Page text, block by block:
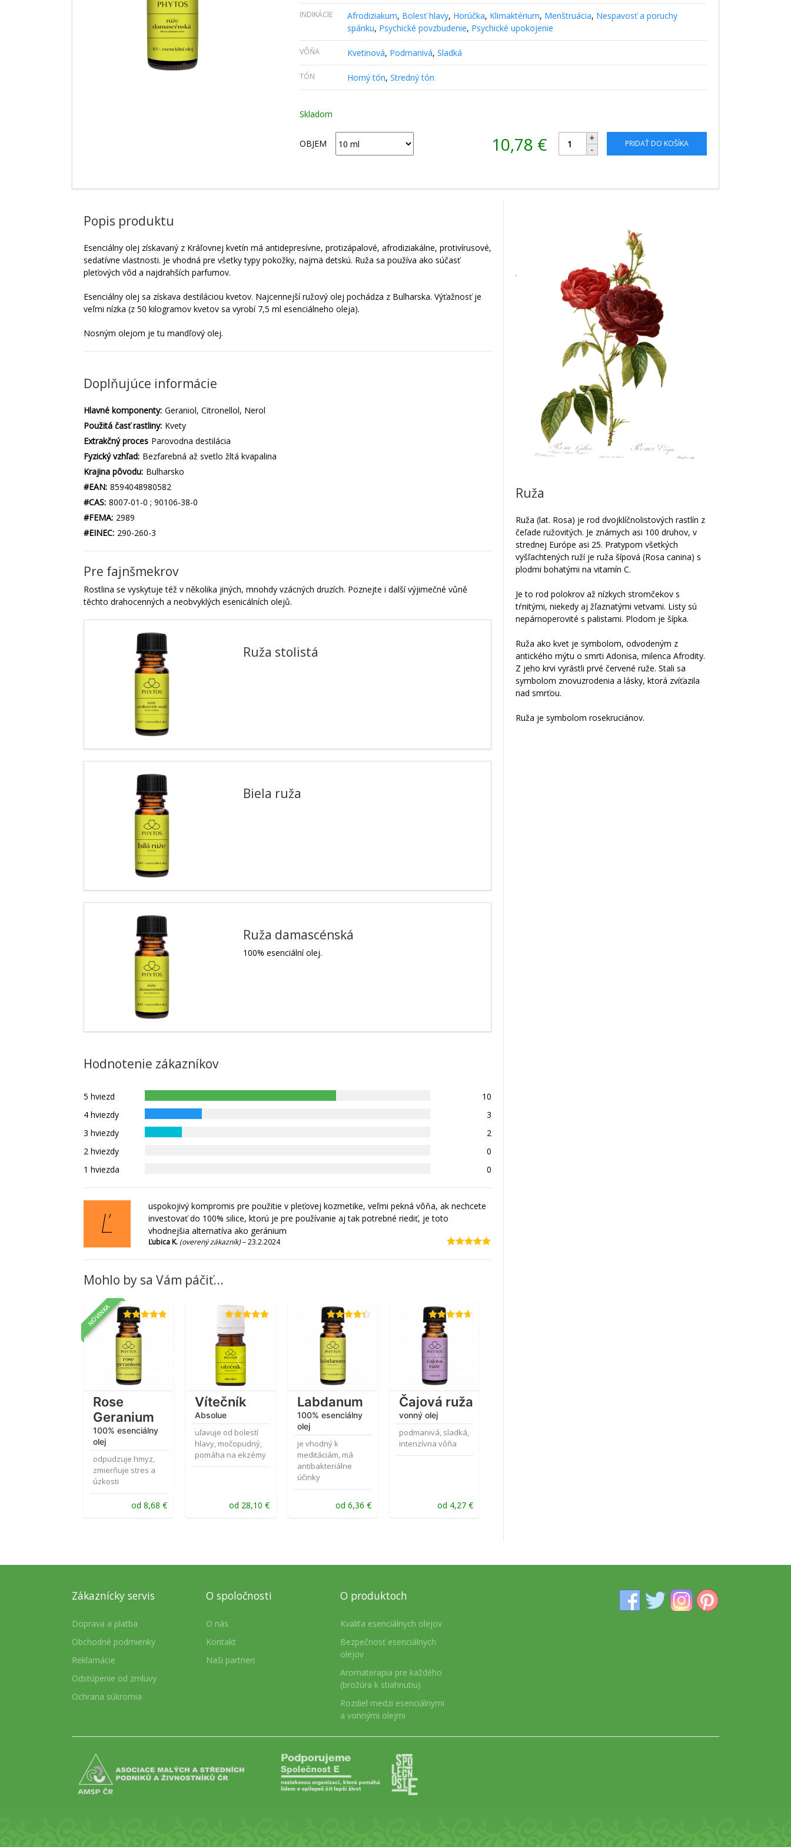
INDIKÁCIE Afrodiziakum, Bolesť hlavy, Horúčka, Klimaktérium, Menštruácia, Nespavosť a poruchy
spánku, Psychické povzbudenie, Psychické upokojenie
VÔŇA Kvetinová, Podmanivá, Sladká
TÓN Horný tón, Stredný tón
Skladom
OBJEM 10,78 € PRIDAŤ DO KOŠÍKA
Popis produktu
Esenciálny olej získavaný z Kráľovnej kvetín má antidepresívne, protizápalové, afrodiziakálne, protivírusové,
sedatívne vlastnosti. Je vhodná pre všetky typy pokožky, najmä detskú. Ruža sa používa ako súčasť
pleťových vôd a najdrahších parfumov.
Esenciálny olej sa získava destiláciou kvetov. Najcennejší ružový olej pochádza z Bulharska. Výťažnosť je
veľmi nízka (z 50 kilogramov kvetov sa vyrobí 7,5 ml esenciálneho oleja).
Nosným olejom je tu mandľový olej.
Doplňujúce informácie
Hlavné komponenty: Geraniol, Citronellol, Nerol
Použitá časť rastliny: Kvety
Extrakčný proces Parovodna destilácia
Fyzický vzhľad: Bezfarebná až svetlo žltá kvapalina
Krajina pôvodu: Bulharsko
#EAN: 8594048980582
#CAS: 8007-01-0 ; 90106-38-0
#FEMA: 2989
#EINEC: 290-260-3
Pre fajnšmekrov
Rostlina se vyskytuje též v několika jiných, mnohdy vzácných druzích. Poznejte i další výjimečné vůně
těchto drahocenných a neobvyklých esenicálních olejů.
Ruža stolistá
Biela ruža
Ruža damascénská
100% esenciální olej.
Hodnotenie zákazníkov
5 hviezd
10
4 hviezdy
3
3 hviezdy
2
2 hviezdy
0
1 hviezda
0
Ľ
uspokojivý kompromis pre použitie v pleťovej kozmetike, veľmi pekná vôňa, ak nechcete
investovať do 100% silice, ktorú je pre používanie aj tak potrebné riediť, je toto
vhodnejšia alternatíva ako geránium
5z 5
Ľubica K. (overený zákazník)–23.2.2024
Mohlo by sa Vám páčiť...
NOVINKA
Rose
Geranium
100% esenciálny
olej
odpudzuje hmyz,
zmierňuje stres a
úzkosti
Hodnotenie
4.78z 5
od8,68€
Vítečník
Absolue
uľavuje od bolestí
hlavy, močopudný,
pomáha na ekzémy
Hodnotenie
5.00z 5
od 28,10 €
Labdanum
100% esenciálny
olej
je vhodný k
meditáciám, má
antibakteriálne
účinky
Hodnotenie
4.30z 5
od 6,36 €
Čajová ruža
vonný olej
podmanivá, sladká,
intenzívna vôňa
Hodnotenie
4.60z 5
od 4,27€
Ruža
Ruža (lat. Rosa) je rod dvojklíčnolistových rastlín z
čeľade ružovitých. Je známych asi 100 druhov, v
strednej Európe asi 25. Pratypom všetkých
vyšľachtených ruží je ruža šípová (Rosa canina) s
plodmi bohatými na vitamín C.
Je to rod polokrov až nízkych stromčekov s
tŕnitými, niekedy aj žľaznatými vetvami. Listy sú
nepárnoperovité s palistami. Plodom je šípka.
Ruža ako kvet je symbolom, odvodeným z
antického mýtu o smrti Adonisa, milenca Afrodity.
Z jeho krvi vyrástli prvé červené ruže. Stali sa
symbolom znovuzrodenia a lásky, ktorá zvíťazila
nad smrťou.
Ruža je symbolom rosekruciánov.
Zákaznícky servis
Doprava a platba
Obchodné podmienky
Reklamácie
Odstúpenie od zmluvy
Ochrana súkromia
O spoločnosti
O nás
Kontakt
Naši partneri
O produktoch
Kvalita esenciálnych olejov
Bezpečnosť esenciálnych
olejov
Aromaterapia pre každého
(brožúra k stiahnutiu)
Rozdiel medzi esenciálnymi
a vonnými olejmi